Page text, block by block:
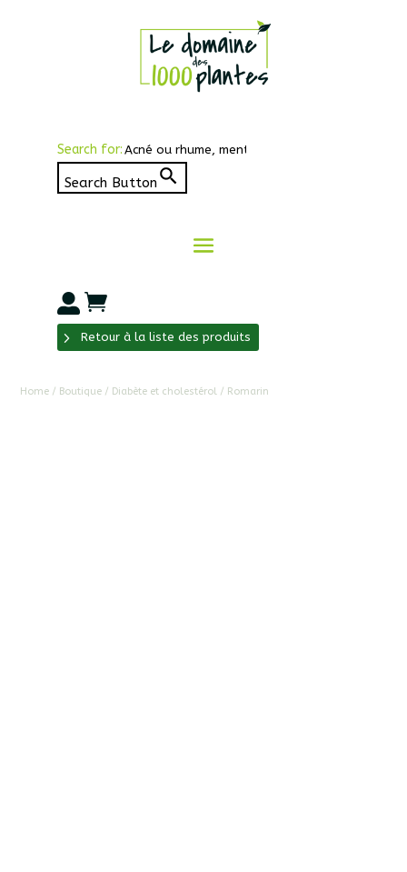
Search for:
Search Button
 
Retour à la liste des produits
Home / Boutique / Diabète et cholestérol / Romarin